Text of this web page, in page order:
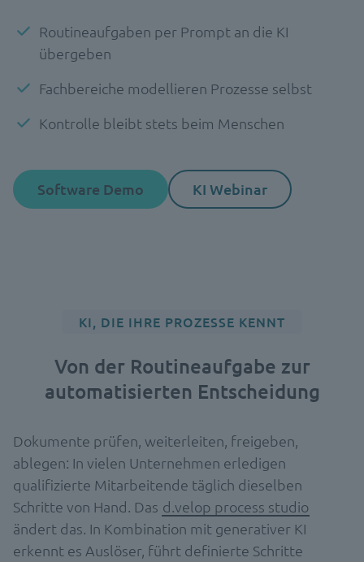
Routineaufgaben per Prompt an die KI
übergeben
Fachbereiche modellieren Prozesse selbst
Kontrolle bleibt stets beim Menschen
Software Demo KI Webinar
KI, DIE IHRE PROZESSE KENNT
Von der Routineaufgabe zur
automatisierten Entscheidung
Dokumente prüfen, weiterleiten, freigeben,
ablegen: In vielen Unternehmen erledigen
qualifizierte Mitarbeitende täglich dieselben
Schritte von Hand. Das d.velop process studio
ändert das. In Kombination mit generativer KI
erkennt es Auslöser, führt definierte Schritte